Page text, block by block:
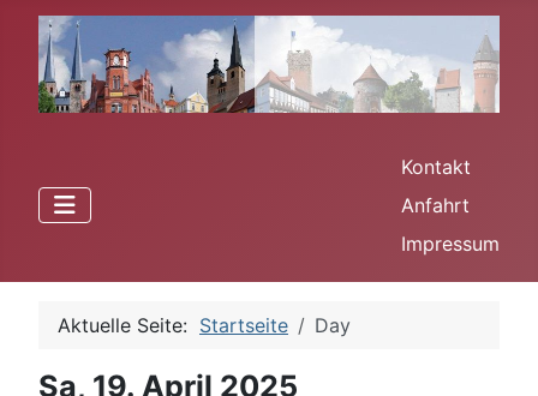
Kontakt
Anfahrt
Impressum
Aktuelle Seite: Startseite Day
Sa, 19. April 2025